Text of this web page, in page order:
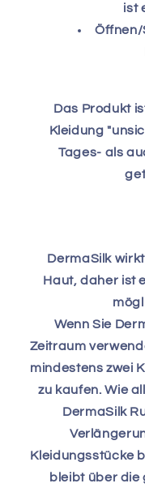
ist
Öffnen/
Das Produkt
Kleidung
Tages- als
DermaSilk
Haut, daher ist
Wenn Sie
Zeitraum
mindestens zwei
zu kaufen. Wie
DermaSilk
Kleidungsstücke
bleibt über die